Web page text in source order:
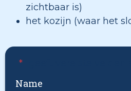
zichtbaar is)
het kozijn (waar het
*
Name